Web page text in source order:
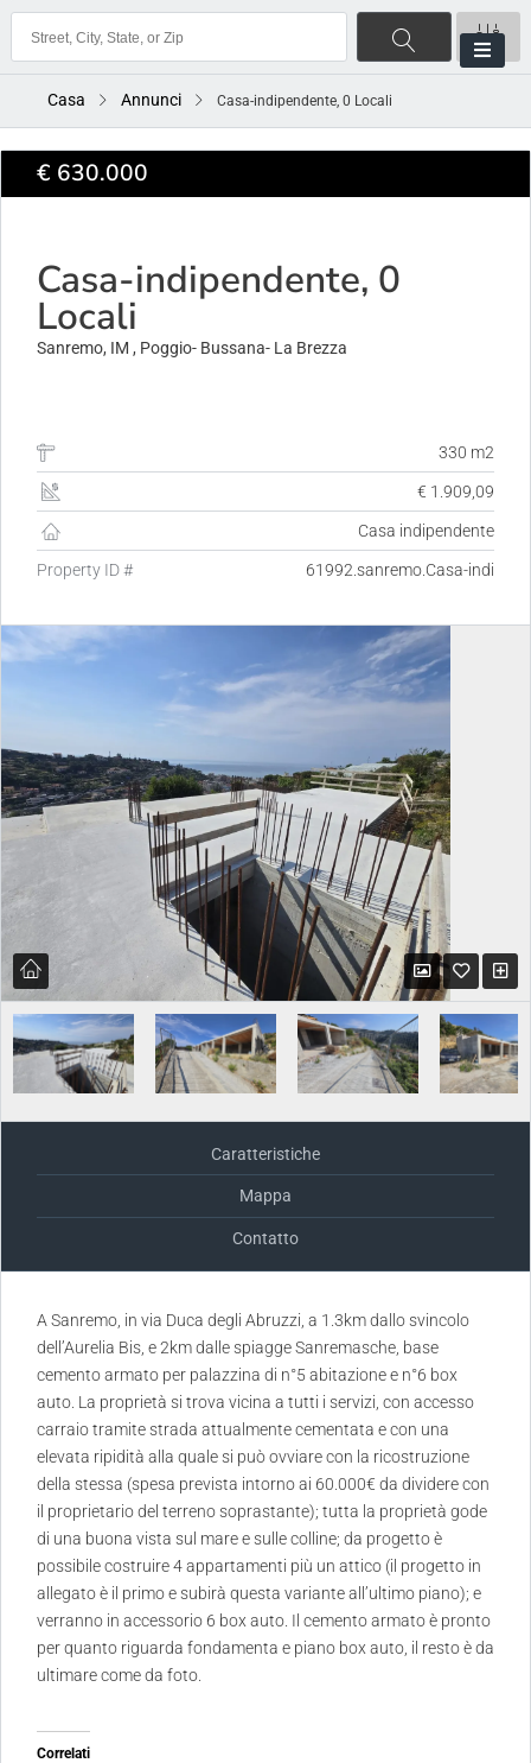
Casa Annunci Casa-indipendente, 0 Locali
€ 630.000
Casa-indipendente, 0
Locali
Sanremo, IM , Poggio- Bussana- La Brezza
330 m2
€ 1.909,09
Casa indipendente
Property ID # 61992.sanremo.Casa-indi
Caratteristiche
Mappa
Contatto
A Sanremo, in via Duca degli Abruzzi, a 1.3km dallo svincolo
dell’Aurelia Bis, e 2km dalle spiagge Sanremasche, base
cemento armato per palazzina di n°5 abitazione e n°6 box
auto. La proprietà si trova vicina a tutti i servizi, con accesso
carraio tramite strada attualmente cementata e con una
elevata ripidità alla quale si può ovviare con la ricostruzione
della stessa (spesa prevista intorno ai 60.000€ da dividere con
il proprietario del terreno soprastante); tutta la proprietà gode
di una buona vista sul mare e sulle colline; da progetto è
possibile costruire 4 appartamenti più un attico (il progetto in
allegato è il primo e subirà questa variante all’ultimo piano); e
verranno in accessorio 6 box auto. Il cemento armato è pronto
per quanto riguarda fondamenta e piano box auto, il resto è da
ultimare come da foto.
Correlati